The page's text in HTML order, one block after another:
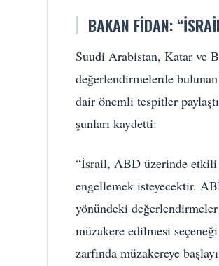
BAKAN FIDAN:
Suudi Arabistan, Katar ve
değerlendirmelerde
dair önemli tespitler
şunları kaydetti:
“İsrail, ABD üzerinde etkili
engellemek isteyecektir.
yönündeki
müzakere edilmesi
zarfında müzakereye